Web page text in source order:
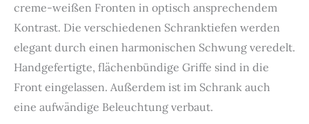
creme-weißen Fronten in optisch ansprechendem
Kontrast. Die verschiedenen Schranktiefen werden
elegant durch einen harmonischen Schwung veredelt.
Handgefertigte, flächenbündige Griffe sind in die
Front eingelassen. Außerdem ist im Schrank auch
eine aufwändige Beleuchtung verbaut.